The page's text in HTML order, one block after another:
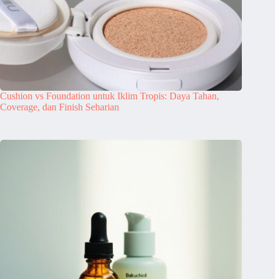
Cushion vs Foundation untuk Iklim Tropis: Daya Tahan,
Coverage, dan Finish Seharian